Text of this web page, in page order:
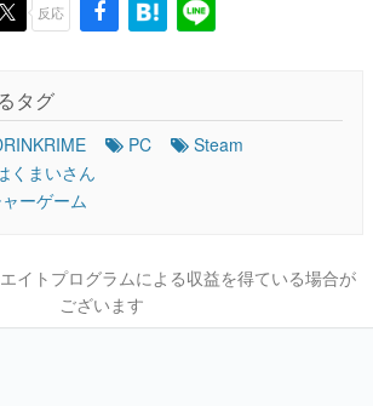
反応
タグ
PC
Steam
くまいさん
ーゲーム
イトプログラムによる収益を得ている場合が
ございます